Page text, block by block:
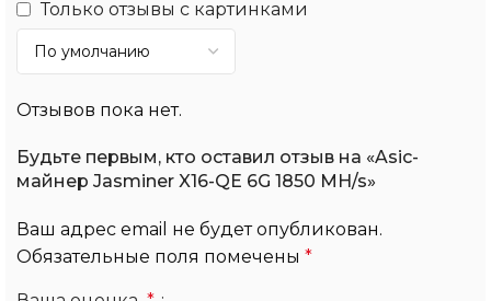
Только отзывы с картинками
Отзывов пока нет.
Будьте первым, кто оставил отзыв на «Asic-
майнер Jasminer X16-QE 6G 1850 MH/s»
Ваш адрес email не будет опубликован.
Обязательные поля помечены *